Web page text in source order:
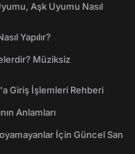
Aşk Uyumu Nasıl
Yapılır?
Müziksiz
Giriş İşlemleri Rehberi
Anlamları
İçin Güncel San